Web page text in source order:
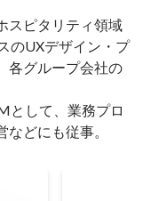
スピタリティ領域
のUXデザイン・プ
各グループ会社の
として、業務プロ
どにも従事。